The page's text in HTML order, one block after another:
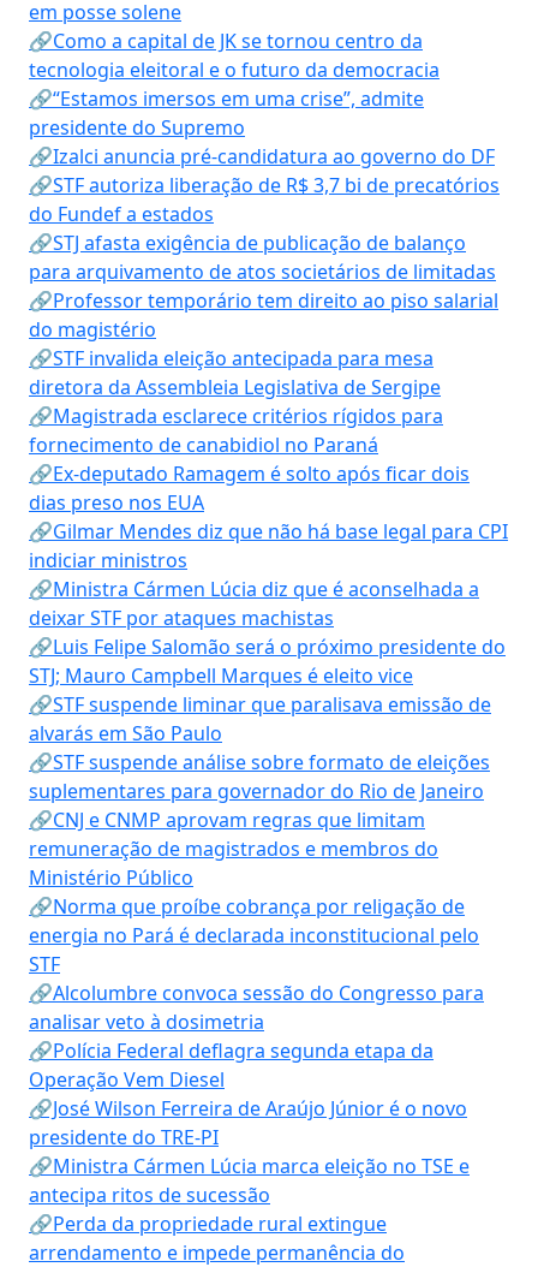
em posse solene
🔗Como a capital de JK se tornou centro da
tecnologia eleitoral e o futuro da democracia
🔗“Estamos imersos em uma crise”, admite
presidente do Supremo
🔗Izalci anuncia pré-candidatura ao governo do DF
🔗STF autoriza liberação de R$ 3,7 bi de precatórios
do Fundef a estados
🔗STJ afasta exigência de publicação de balanço
para arquivamento de atos societários de limitadas
🔗Professor temporário tem direito ao piso salarial
do magistério
🔗STF invalida eleição antecipada para mesa
diretora da Assembleia Legislativa de Sergipe
🔗Magistrada esclarece critérios rígidos para
fornecimento de canabidiol no Paraná
🔗Ex-deputado Ramagem é solto após ficar dois
dias preso nos EUA
🔗Gilmar Mendes diz que não há base legal para CPI
indiciar ministros
🔗Ministra Cármen Lúcia diz que é aconselhada a
deixar STF por ataques machistas
🔗Luis Felipe Salomão será o próximo presidente do
STJ; Mauro Campbell Marques é eleito vice
🔗STF suspende liminar que paralisava emissão de
alvarás em São Paulo
🔗STF suspende análise sobre formato de eleições
suplementares para governador do Rio de Janeiro
🔗CNJ e CNMP aprovam regras que limitam
remuneração de magistrados e membros do
Ministério Público
🔗Norma que proíbe cobrança por religação de
energia no Pará é declarada inconstitucional pelo
STF
🔗Alcolumbre convoca sessão do Congresso para
analisar veto à dosimetria
🔗Polícia Federal deflagra segunda etapa da
Operação Vem Diesel
🔗José Wilson Ferreira de Araújo Júnior é o novo
presidente do TRE-PI
🔗Ministra Cármen Lúcia marca eleição no TSE e
antecipa ritos de sucessão
🔗Perda da propriedade rural extingue
arrendamento e impede permanência do